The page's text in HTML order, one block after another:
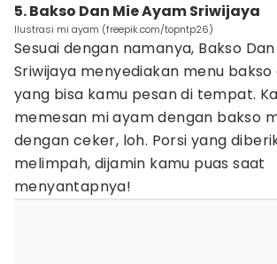
5. Bakso Dan Mie Ayam Sriwijaya
Ilustrasi mi ayam (freepik.com/topntp26)
Sesuai dengan namanya, Bakso
Sriwijaya menyediakan menu
yang bisa kamu pesan di tempat.
memesan mi ayam dengan bakso
dengan ceker, loh. Porsi yang
melimpah, dijamin kamu puas saat
menyantapnya!